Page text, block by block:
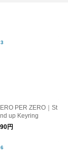
PER ZERO｜St
up Keyring
円